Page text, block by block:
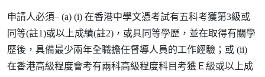
申請人必須– (a) (i) 在香港中學文憑考試有五科考獲第3級或
同等(註1)或以上成績(註2)，或具同等學歷，並在取得有關學
歷後，具備最少兩年全職擔任督導人員的工作經驗；或 (ii)
在香港高級程度會考有兩科高級程度科目考獲Ｅ級或以上成